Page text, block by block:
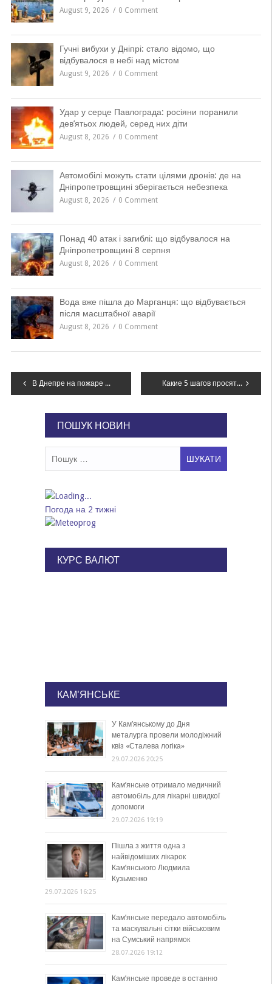
August 9, 2026 0 Comment
Гучні вибухи у Дніпрі: стало відомо, що
відбувалося в небі над містом
August 9, 2026 0 Comment
Удар у серце Павлограда: росіяни поранили
дев’ятьох людей, серед них діти
August 8, 2026 0 Comment
Автомобілі можуть стати цілями дронів: де на
Дніпропетровщині зберігається небезпека
August 8, 2026 0 Comment
Понад 40 атак і загиблі: що відбувалося на
Дніпропетровщині 8 серпня
August 8, 2026 0 Comment
Вода вже пішла до Марганця: що відбувається
після масштабної аварії
August 8, 2026 0 Comment
Навігація
В Днепре на пожаре погиб мужчина, – ФОТО Какие 5 шагов просят сделать украинцы ради сохранения окружающей среды
ПОШУК НОВИН
Погода на 2 тижні
КУРС ВАЛЮТ
КАМ'ЯНСЬКЕ
У Кам’янському до Дня
металурга провели молодіжний
квіз «Сталева логіка»
29.07.2026 20:25
Кам’янське отримало медичний
автомобіль для лікарні швидкої
допомоги
29.07.2026 19:19
Пішла з життя одна з
найвідоміших лікарок
Кам’янського Людмила
Кузьменко
29.07.2026 16:25
Кам’янське передало автомобіль
та маскувальні сітки військовим
на Сумський напрямок
28.07.2026 19:12
Кам’янське проведе в останню